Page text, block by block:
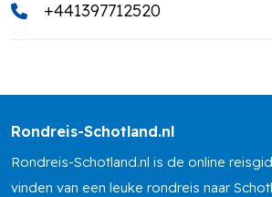
+441397712520
Rondreis-Schotland.nl
Rondreis-Schotland.nl is de online
vinden van een leuke rondreis naar